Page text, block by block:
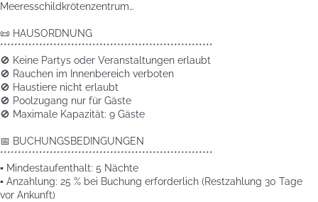
Meeresschildkrötenzentrum…
📜 HAUSORDNUNG
************************************************************
🚫 Keine Partys oder Veranstaltungen erlaubt
🚫 Rauchen im Innenbereich verboten
🚫 Haustiere nicht erlaubt
🚫 Poolzugang nur für Gäste
🚫 Maximale Kapazität: 9 Gäste
📅 BUCHUNGSBEDINGUNGEN
************************************************************
▪️ Mindestaufenthalt: 5 Nächte
▪️ Anzahlung: 25 % bei Buchung erforderlich (Restzahlung 30 Tage
vor Ankunft)